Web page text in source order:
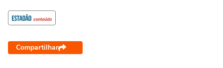
Compartilhar